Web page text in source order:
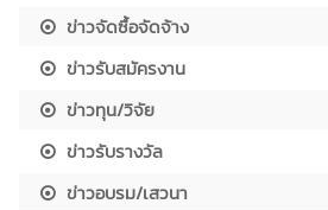
ข่าวจัดซื้อจัดจ้าง
ข่าวรับสมัครงาน
ข่าวทุน/วิจัย
ข่าวรับรางวัล
ข่าวอบรม/เสวนา